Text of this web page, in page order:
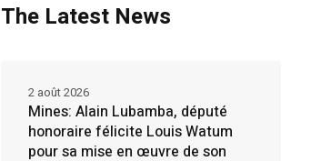
The Latest News
Mines: Alain Lubamba, député
honoraire félicite Louis Watum
pour sa mise en œuvre de son
2 août 2026